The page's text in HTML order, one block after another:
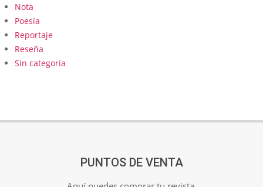
Nota
Poesía
Reportaje
Reseña
Sin categoría
PUNTOS DE VENTA